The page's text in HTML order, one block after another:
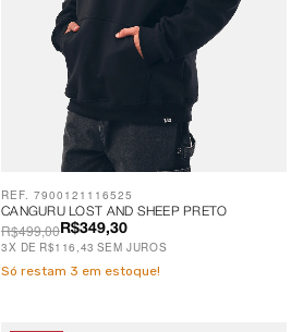
CANGURU LOST AND SHEEP PRETO
R$349,30
R$499,00
3X DE R$116,43 SEM JUROS
REF. 7900121116525
Só restam 3 em estoque!